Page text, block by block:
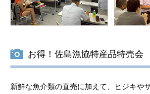
お得！佐島漁協特産品特売会
新鮮な魚介類の直売に加えて、ヒジキや